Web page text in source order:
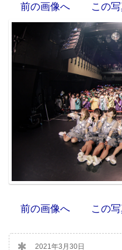
前の画像へ この
前の画像へ この
2021年3月30日